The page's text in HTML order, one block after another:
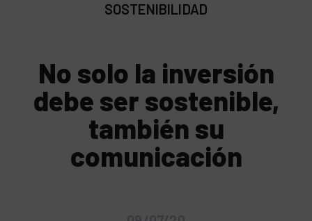
SOSTENIBILIDAD
No solo la inversión
debe ser sostenible,
también su
comunicación